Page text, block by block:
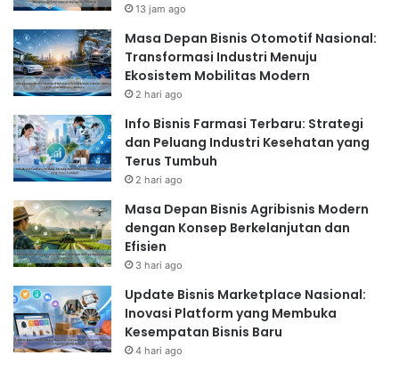
13 jam ago
Masa Depan Bisnis Otomotif Nasional:
Transformasi Industri Menuju
Ekosistem Mobilitas Modern
2 hari ago
Info Bisnis Farmasi Terbaru: Strategi
dan Peluang Industri Kesehatan yang
Terus Tumbuh
2 hari ago
Masa Depan Bisnis Agribisnis Modern
dengan Konsep Berkelanjutan dan
Efisien
3 hari ago
Update Bisnis Marketplace Nasional:
Inovasi Platform yang Membuka
Kesempatan Bisnis Baru
4 hari ago